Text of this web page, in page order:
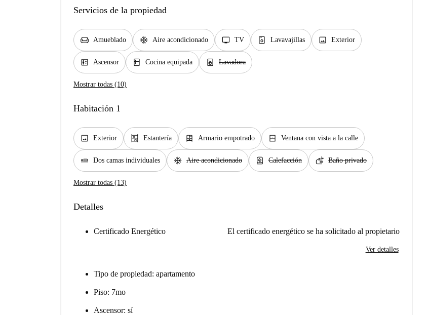
Servicios de la propiedad
chair Amueblado ac_unit Aire acondicionado tv TV dishwasher_gen Lavavajillas image Exterior
elevator Ascensor kitchen Cocina equipada local_laundry_service Lavadora
Mostrar todas (10)
Habitación 1
image Exterior shelves Estantería dresser Armario empotrado window_closed Ventana con vista a la calle
airline_seat_flat Dos camas individuales ac_unit Aire acondicionado water_heater Calefacción soap Baño privado
Mostrar todas (13)
Detalles
Certificado Energético El certificado energético se ha solicitado al propietario
Ver detalles
Tipo de propiedad: apartamento
Piso: 7mo
Ascensor: sí